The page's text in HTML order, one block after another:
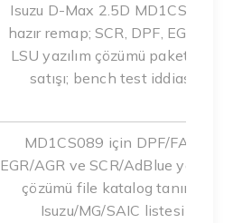
Isuzu D-Max 2.5D MD1CS089
hazır remap; SCR, DPF, EGR ve
LSU yazılım çözümü paket file
satışı; bench test iddiası
MD1CS089 için DPF/FAP,
EGR/AGR ve SCR/AdBlue yazılım
çözümü file katalog tanımı;
Isuzu/MG/SAIC listesi